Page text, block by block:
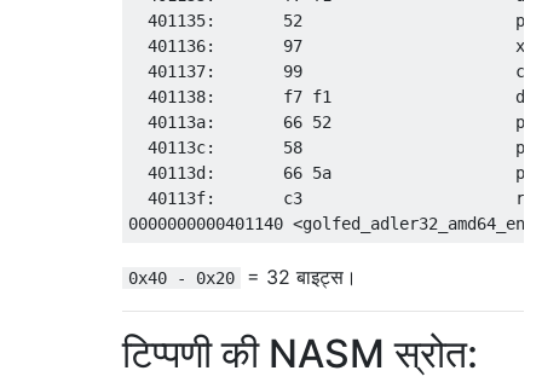
401135:       52
401136:       97
401137:       99
401138:       f7 f1
40113a:       66 52
40113c:       58
40113d:       66 5a
40113f:       c3
0x40 - 0x20 = 32 बाइट्स।
टिप्पणी की NASM स्रोत: